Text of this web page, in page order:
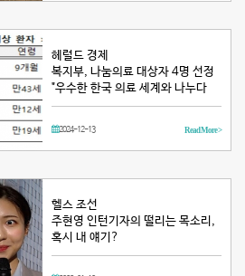
헤럴드 경제
복지부, 나눔의료 대상자 4명 선정
"우수한 한국 의료 세계와 나누다
2024-12-13 Read More >
헬스 조선
주현영 인턴기자의 떨리는 목소리,
혹시 내 얘기?